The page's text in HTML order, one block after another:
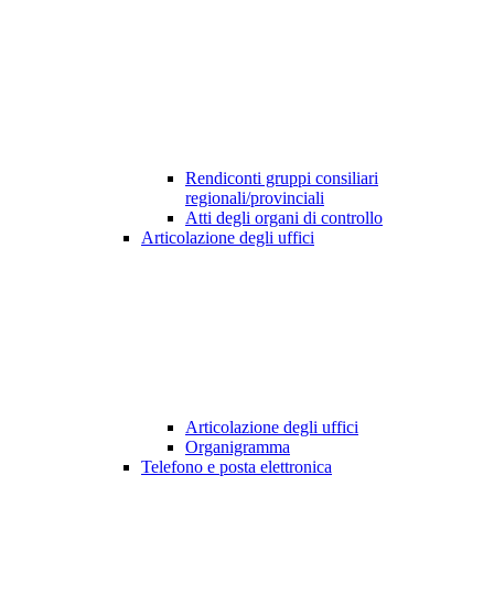
Rendiconti gruppi consiliari
regionali/provinciali
Atti degli organi di controllo
Articolazione degli uffici
Articolazione degli uffici
Organigramma
Telefono e posta elettronica